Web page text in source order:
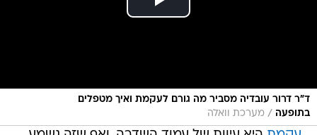
ד"ר דרור עובדיה מסביר מה גורם לעקמת ואיך מטפלים
בתופעה / מערכת וואלה